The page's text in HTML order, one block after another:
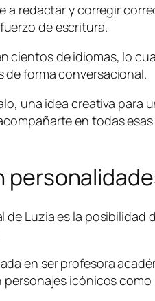
a redactar y corregir
de escritura.
cientos de idiomas, lo
forma conversacional.
una idea creativa
en todas
Luzia es la
en ser profesora
icónicos